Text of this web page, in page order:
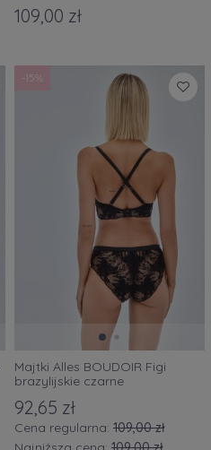
109,00 zł
Majtki Alles BOUDOIR Figi
brazylijskie czarne
92,65 zł
Cena regularna: 109,00 zł
-15%